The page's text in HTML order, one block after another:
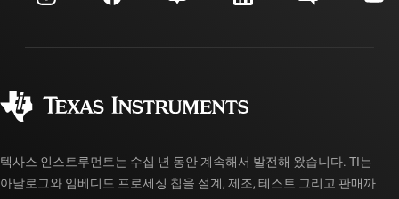
투자 관계
제조
myTI 계정 FAQ
주문 FAQ
텍사스 인스트루먼트는 수십 년 동안 계속해서 발전해 왔습니다. TI는
아날로그와 임베디드 프로세싱 칩을 설계, 제조, 테스트 그리고 판매까